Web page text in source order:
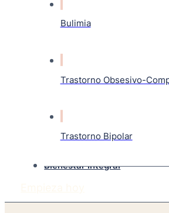
Bulimia
Trastorno Obsesivo-
Trastorno Bipolar
Bienestar Integral